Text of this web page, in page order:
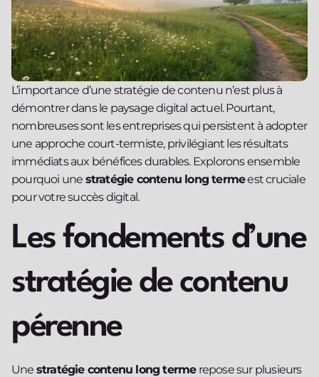
L’importance d’une stratégie de contenu n’est plus à
démontrer dans le paysage digital actuel. Pourtant,
nombreuses sont les entreprises qui persistent à adopter
une approche court-termiste, privilégiant les résultats
immédiats aux bénéfices durables. Explorons ensemble
pourquoi une stratégie contenu long termeest cruciale
pour votre succès digital.
Les fondements d’une
stratégie de contenu
pérenne
Une stratégie contenu long termerepose sur plusieurs